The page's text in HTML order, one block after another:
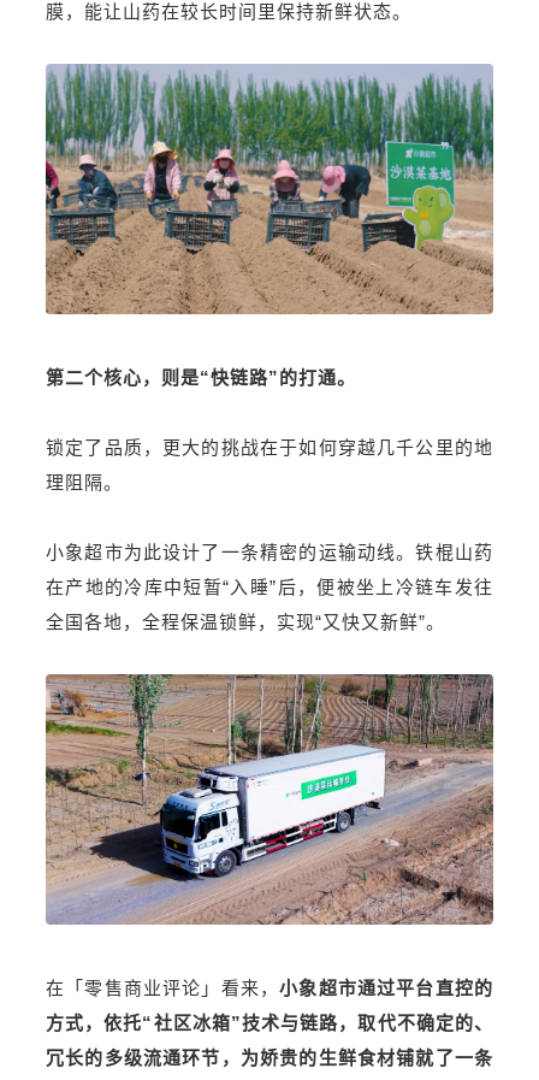
膜，能让山药在较长时间里保持新鲜状态。
第二个核心，则是“快链路”的打通。
锁定了品质，更大的挑战在于如何穿越几千公里的地
理阻隔。
小象超市为此设计了一条精密的运输动线。铁棍山药
在产地的冷库中短暂“入睡”后，便被坐上冷链车发往
全国各地，全程保温锁鲜，实现“又快又新鲜”。
在「零售商业评论」看来，小象超市通过平台直控的
方式，依托“社区冰箱”技术与链路，取代不确定的、
冗长的多级流通环节，为娇贵的生鲜食材铺就了一条